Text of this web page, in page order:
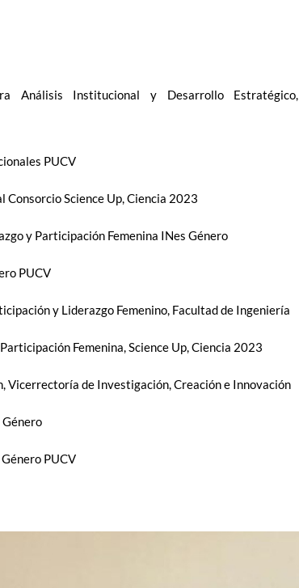
Análisis Institucional y Desarrollo Estratégico,
PUCV
Science Up, Ciencia 2023
y Participación Femenina INes Género
PUCV
y Liderazgo Femenino, Facultad de Ingeniería
Femenina, Science Up, Ciencia 2023
Vicerrectoría de Investigación, Creación e Innovación
PUCV